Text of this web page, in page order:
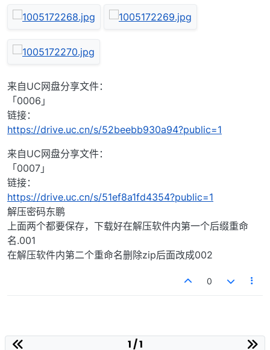
来自UC网盘分享文件：
「0006」
链接：
https://drive.uc.cn/s/52beebb930a94?public=1
来自UC网盘分享文件：
「0007」
链接：
https://drive.uc.cn/s/51ef8a1fd4354?public=1
解压密码东鹏
上面两个都要保存，下载好在解压软件内第一个后缀重命
名.001
在解压软件内第二个重命名删除zip后面改成002
0
1 / 1